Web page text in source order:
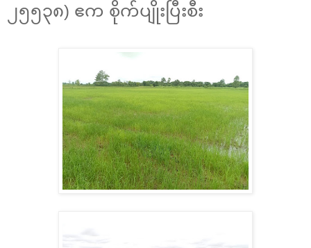
၂၅၅၃၈) ဧက စိုက်ပျိုးပြီးစီး